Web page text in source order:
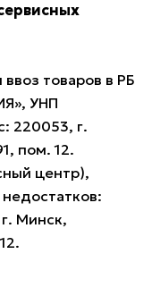
товаров в РБ
УНП
220053, г.
пом. 12.
центр),
Минск,